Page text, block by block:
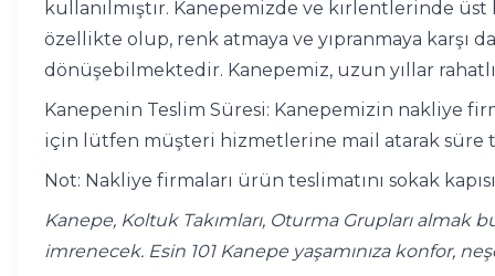
kullanılmıştır. Kanepemizde ve kırlentlerinde
özellikte olup, renk atmaya ve yıpranmaya karşı
dönüşebilmektedir. Kanepemiz, uzun yıllar
Kanepenin Teslim Süresi: Kanepemizin nakliye
için lütfen müşteri hizmetlerine mail atarak süre
Not: Nakliye firmaları ürün teslimatını sokak
Kanepe, Koltuk Takımları, Oturma Grupları almak
imrenecek. Esin 101 Kanepe yaşamınıza konfor,